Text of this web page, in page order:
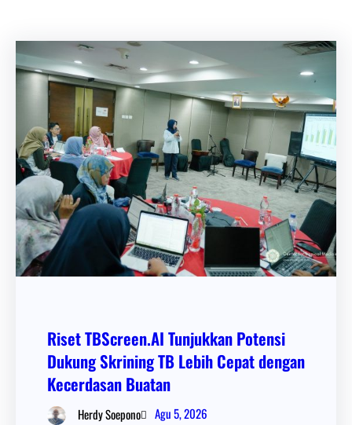
Riset TBScreen.AI Tunjukkan Potensi
Dukung Skrining TB Lebih Cepat dengan
Kecerdasan Buatan
Herdy Soepono Agu 5, 2026